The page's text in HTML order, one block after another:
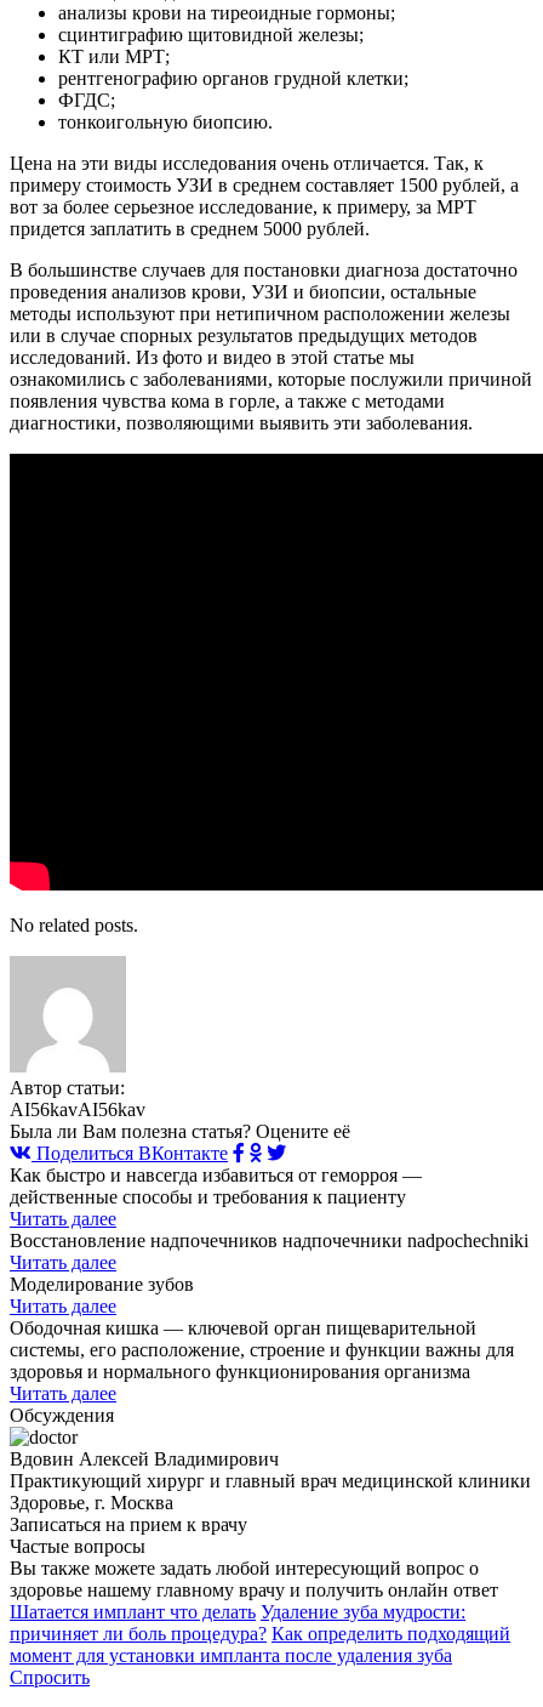
анализы крови на тиреоидные гормоны;
сцинтиграфию щитовидной железы;
КТ или МРТ;
рентгенографию органов грудной клетки;
ФГДС;
тонкоигольную биопсию.
Цена на эти виды исследования очень отличается. Так, к
примеру стоимость УЗИ в среднем составляет 1500 рублей, а
вот за более серьезное исследование, к примеру, за МРТ
придется заплатить в среднем 5000 рублей.
В большинстве случаев для постановки диагноза достаточно
проведения анализов крови, УЗИ и биопсии, остальные
методы используют при нетипичном расположении железы
или в случае спорных результатов предыдущих методов
исследований. Из фото и видео в этой статье мы
ознакомились с заболеваниями, которые послужили причиной
появления чувства кома в горле, а также с методами
диагностики, позволяющими выявить эти заболевания.
No related posts.
Автор статьи:
AI56kavAI56kav
Была ли Вам полезна статья? Оцените её
Поделиться ВКонтакте
Как быстро и навсегда избавиться от геморроя —
действенные способы и требования к пациенту
Читать далее
Восстановление надпочечников надпочечники nadpochechniki
Читать далее
Моделирование зубов
Читать далее
Ободочная кишка — ключевой орган пищеварительной
системы, его расположение, строение и функции важны для
здоровья и нормального функционирования организма
Читать далее
Обсуждения
Вдовин Алексей Владимирович
Практикующий хирург и главный врач медицинской клиники
Здоровье, г. Москва
Записаться на прием к врачу
Частые вопросы
Вы также можете задать любой интересующий вопрос о
здоровье нашему главному врачу и получить онлайн ответ
Шатается имплант что делать Удаление зуба мудрости:
причиняет ли боль процедура? Как определить подходящий
момент для установки импланта после удаления зуба
Спросить